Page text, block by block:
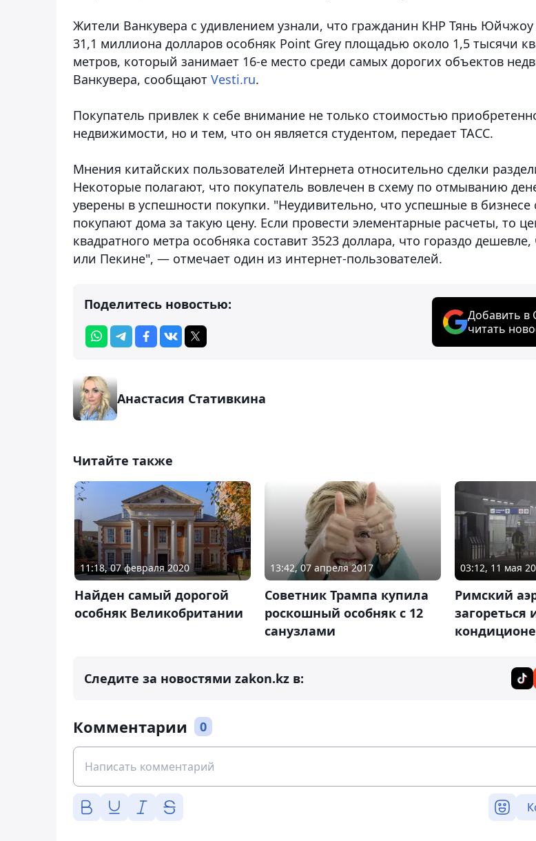
Жители Ванкувера с удивлением узнали, что гражданин КНР Тянь Юйчжоу
31,1 миллиона долларов особняк Point Grey площадью около 1,5 тысячи
метров, который занимает 16-е место среди самых дорогих объектов
Ванкувера, сообщают Vesti.ru.
Покупатель привлек к себе внимание не только стоимостью
недвижимости, но и тем, что он является студентом, передает ТАСС.
Мнения китайских пользователей Интернета относительно сделки
Некоторые полагают, что покупатель вовлечен в схему по отмыванию
уверены в успешности покупки. "Неудивительно, что успешные в бизнесе
покупают дома за такую цену. Если провести элементарные расчеты, то
квадратного метра особняка составит 3523 доллара, что гораздо
или Пекине", — отмечает один из интернет-пользователей.
Поделитесь новостью:
Добавить в
читать
Анастасия Стативкина
Читайте также
11:18, 07 февраля 2020
Найден самый дорогой
особняк Великобритании
13:42, 07 апреля 2017
Cоветник Трампа купила
роскошный особняк с 12
санузлами
03:12, 11 мая
Римский
загореться
Следите за новостями zakon.kz в:
Комментарии 0